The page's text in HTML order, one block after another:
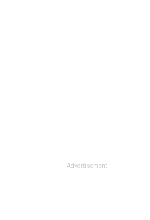
Advertisement